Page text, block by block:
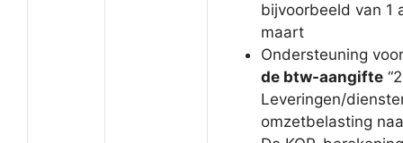
bijvoorbeeld van 1
maart
Ondersteuning
de btw-aangifte
Leveringen/
omzetbelasting